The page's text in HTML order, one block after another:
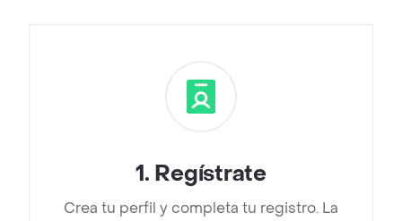
1. Regístrate
Crea tu perfil y completa tu registro. La